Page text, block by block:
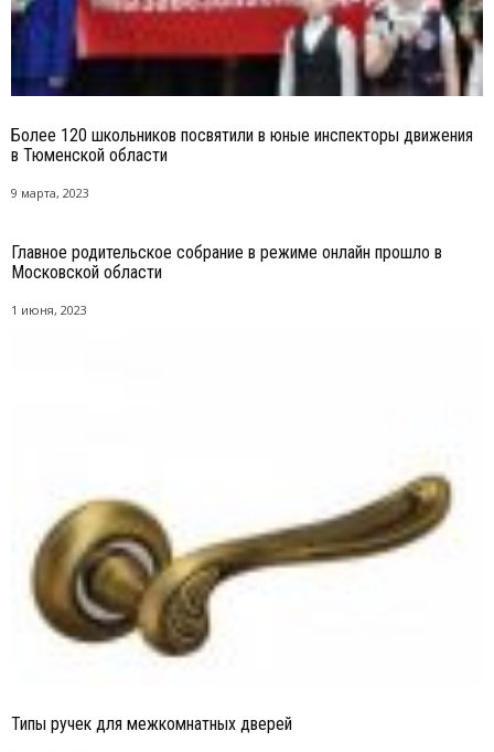
Более 120 школьников посвятили в юные инспекторы движения
в Тюменской области
9 марта, 2023
Главное родительское собрание в режиме онлайн прошло в
Московской области
1 июня, 2023
Типы ручек для межкомнатных дверей